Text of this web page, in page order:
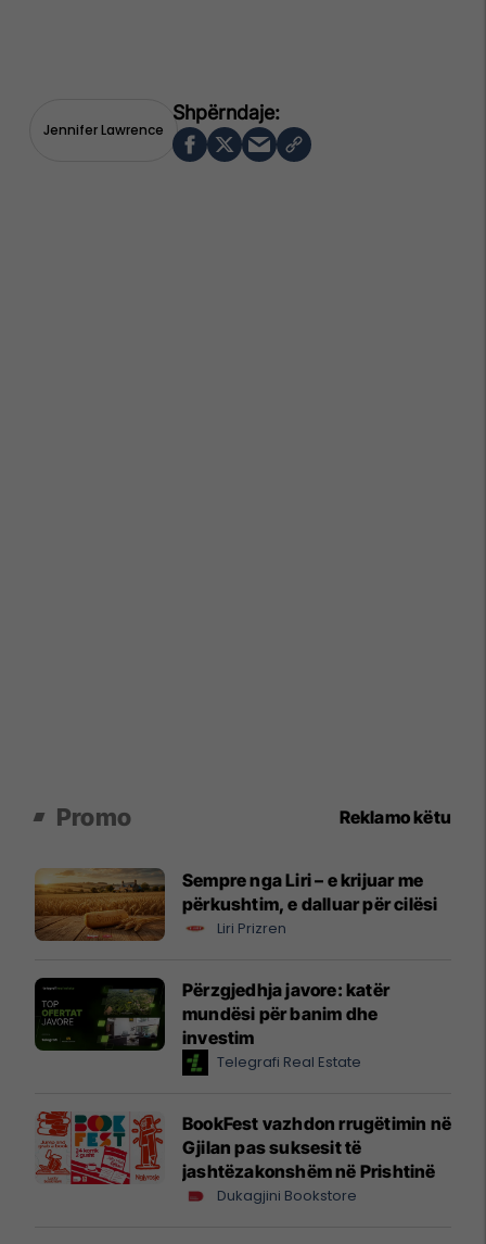
Jennifer Lawrence
Promo Reklamo këtu
Sempre nga Liri – e krijuar me
përkushtim, e dalluar për cilësi
Liri Prizren
Përzgjedhja javore: katër
mundësi për banim dhe
investim
Telegrafi Real Estate
BookFest vazhdon rrugëtimin në
Gjilan pas suksesit të
jashtëzakonshëm në Prishtinë
Dukagjini Bookstore